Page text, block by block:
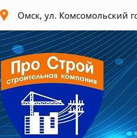
Омск, ул. Комсомольский